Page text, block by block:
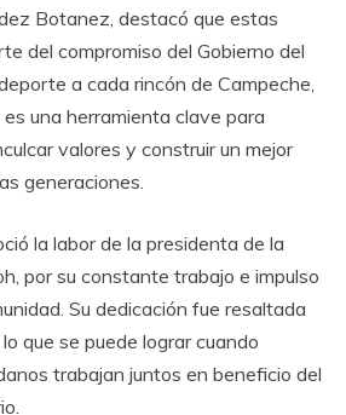
Botanez, destacó que estas
del compromiso del Gobierno del
a cada rincón de Campeche,
una herramienta clave para
valores y construir un mejor
generaciones.
la labor de la presidenta de la
por su constante trabajo e impulso
Su dedicación fue resaltada
que se puede lograr cuando
trabajan juntos en beneficio del